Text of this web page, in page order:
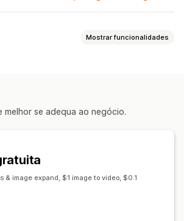
Mostrar funcionalidades
melhor se adequa ao negócio.
& image expand, $1 image to video, $0.1